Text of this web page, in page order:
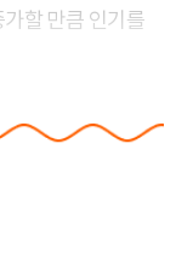
할 만큼 인기를